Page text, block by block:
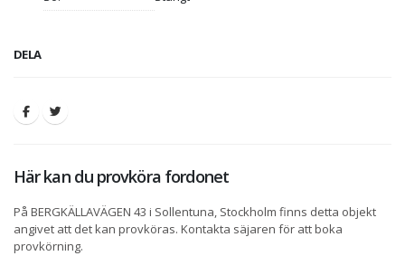
DELA
Här kan du provköra fordonet
På BERGKÄLLAVÄGEN 43 i Sollentuna, Stockholm finns detta objekt
angivet att det kan provköras. Kontakta säjaren för att boka
provkörning.